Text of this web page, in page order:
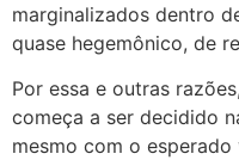
marginalizados dentro
quase hegemônico, de
Por essa e outras
começa a ser decidido
mesmo com o